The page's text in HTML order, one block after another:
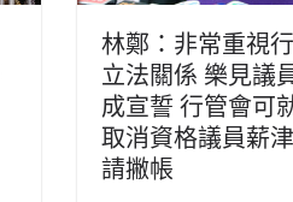
林鄭：非常重視
立法關係 樂見議
成宣誓 行管會可
取消資格議員薪
請撇帳